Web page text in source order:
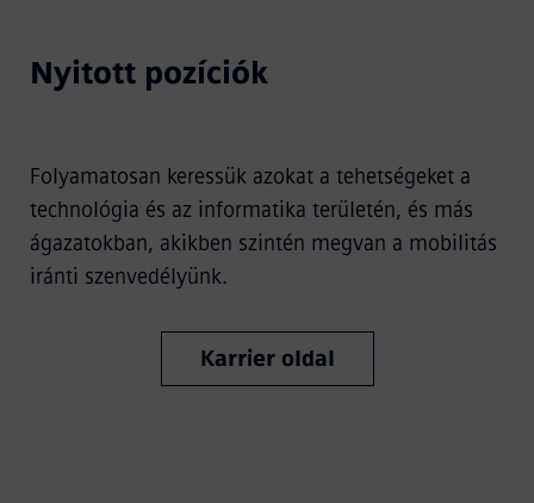
Nyitott pozíciók
Folyamatosan keressük azokat a tehetségeket a
technológia és az informatika területén, és más
ágazatokban, akikben szintén megvan a mobilitás
iránti szenvedélyünk.
Karrier oldal